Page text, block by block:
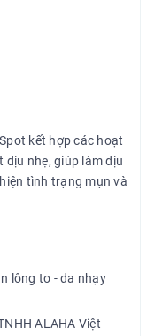
kết hợp các hoạt
nhẹ, giúp làm dịu
tình trạng mụn và
lông to - da nhạy
ALAHA Việt